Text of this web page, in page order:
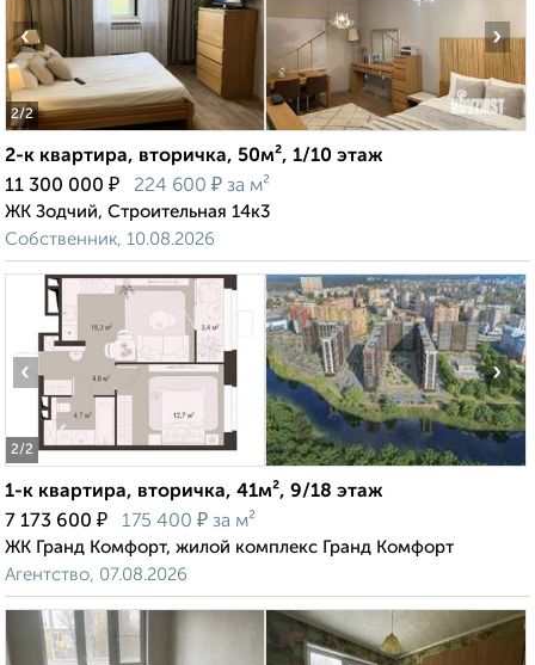
2/2
‹ ›
2-к квартира, вторичка, 50м², 1/10 этаж
11 300 000 ₽ 224 600 ₽ за м²
ЖК Зодчий, Строительная 14к3
Собственник, 10.08.2026
2/2
‹ ›
1-к квартира, вторичка, 41м², 9/18 этаж
7 173 600 ₽ 175 400 ₽ за м²
ЖК Гранд Комфорт, жилой комплекс Гранд Комфорт
Агентство, 07.08.2026